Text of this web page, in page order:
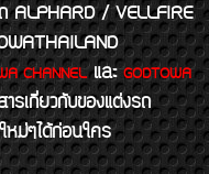
ALPHARD / VELLFIRE
CHANNELและGODTOWA
รเกี่ยวกับของแต่งรถ
หม่ๆได้ก่อนใคร